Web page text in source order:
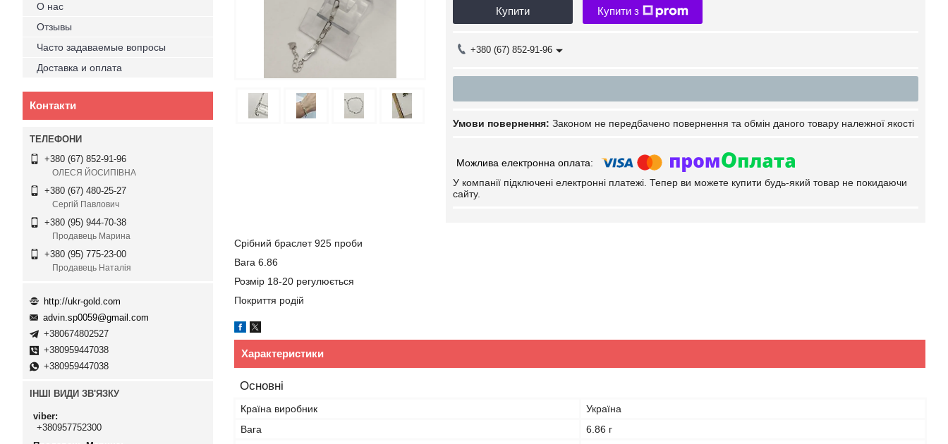
Купити Купити з
+380 (67) 852-91-96
Законом не передбачено повернення та обмін даного товару належної якості
У компанії підключені електронні платежі. Тепер ви можете купити будь-який товар не покидаючи
сайту.
Срібний браслет 925 проби
Вага 6.86
Розмір 18-20 регулюється
Покриття родій
Характеристики
Основні
Країна виробник
Україна
Вага
6.86 г
О нас
Отзывы
Часто задаваемые вопросы
Доставка и оплата
Контакти
+380 (67) 852-91-96
ОЛЕСЯ ЙОСИПІВНА
+380 (67) 480-25-27
Сергій Павлович
+380 (95) 944-70-38
Продавець Марина
+380 (95) 775-23-00
Продавець Наталія
http://ukr-gold.com
advin.sp0059@gmail.com
+380674802527
+380959447038
+380959447038
ІНШІ ВИДИ ЗВ'ЯЗКУ
viber
+380957752300